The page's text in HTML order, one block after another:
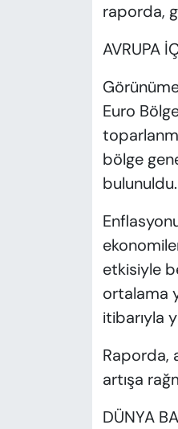
raporda,
AVRUPA
Euro
bölge
bulunuldu.
etkisiyle
ortalama
itibarıyla
Raporda,
artışa
DÜNYA